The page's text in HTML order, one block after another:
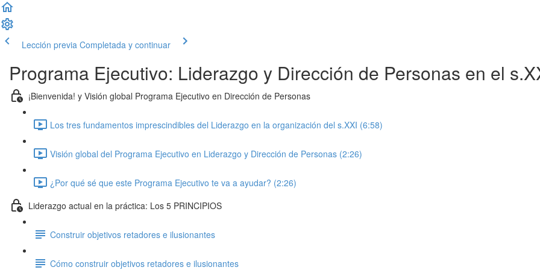
Lección previa Completada y continuar
Programa Ejecutivo: Liderazgo y Dirección de Personas en el
¡Bienvenida! y Visión global Programa Ejecutivo en Dirección de Personas
Los tres fundamentos imprescindibles del Liderazgo en la organización del s.XXI (6:58)
Visión global del Programa Ejecutivo en Liderazgo y Dirección de Personas (2:26)
¿Por qué sé que este Programa Ejecutivo te va a ayudar? (2:26)
Liderazgo actual en la práctica: Los 5 PRINCIPIOS
Construir objetivos retadores e ilusionantes
Cómo construir objetivos retadores e ilusionantes